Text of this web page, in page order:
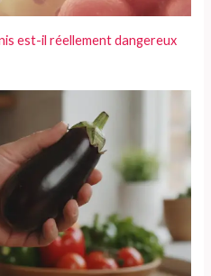
est-il réellement dangereux